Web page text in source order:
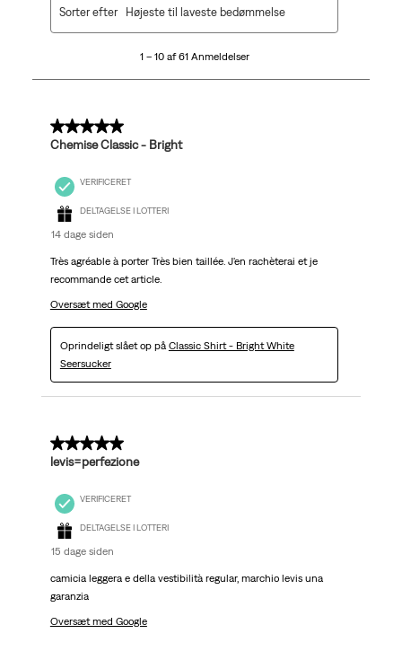
61
1 – 10 af 61 Anmeldelser
Sorter efter Højeste til laveste bedømmelse
5 ud af 5 stjerner.
Chemise Classic - Bright
VERIFICERET
DELTAGELSE I LOTTERI
14 dage siden
Très agréable à porter Très bien taillée. J'en rachèterai et je
recommande cet article.
Oversæt med Google
Oprindeligt slået op på Classic Shirt - Bright White
Seersucker
5 ud af 5 stjerner.
levis=perfezione
VERIFICERET
DELTAGELSE I LOTTERI
15 dage siden
camicia leggera e della vestibilità regular, marchio levis una
garanzia
Oversæt med Google